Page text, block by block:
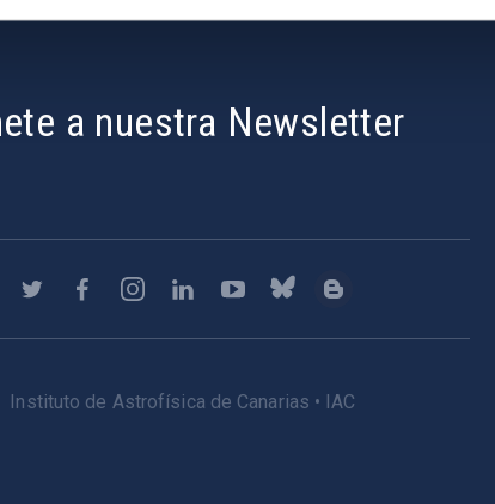
a nuestra Newsletter
Instituto de Astrofísica de Canarias • IAC